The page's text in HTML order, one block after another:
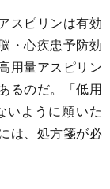
スピリンは有効
・心疾患予防効
用量アスピリン
るのだ。「低用
いように願いた
は、処方箋が必